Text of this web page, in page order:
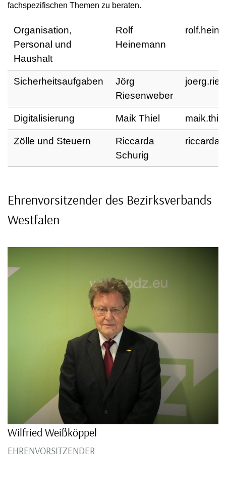
fachspezifischen Themen zu beraten.
Organisation,
Personal und
Haushalt
Rolf
Heinemann
Sicherheitsaufgaben
Jörg
Riesenweber
Digitalisierung Maik Thiel
Zölle und Steuern
Riccarda
Schurig
Ehrenvorsitzender des Bezirksverbands
Westfalen
Wilfried Weißköppel
EHRENVORSITZENDER